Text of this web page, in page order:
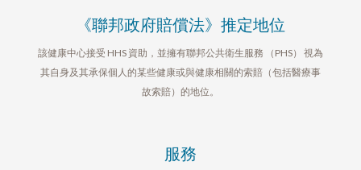
《聯邦政府賠償法》推定地位
該健康中心接受 HHS 資助，並擁有聯邦公共衛生服務 （PHS） 視為
其自身及其承保個人的某些健康或與健康相關的索賠（包括醫療事
故索賠）的地位。
服務